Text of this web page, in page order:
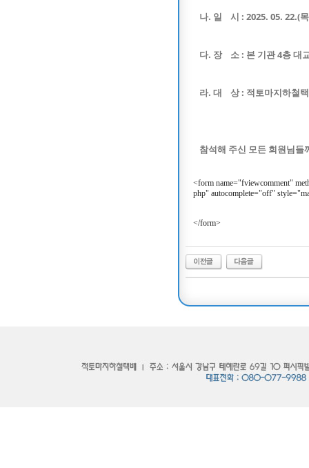
나. 일 시 : 2025. 05. 22.(
다. 장 소 : 본 기관 4층 대
라. 대 상 : 적토마지하철
참석해 주신 모든 회원님들
<form name="fviewcomment"
php" autocomplete="off"
</form>